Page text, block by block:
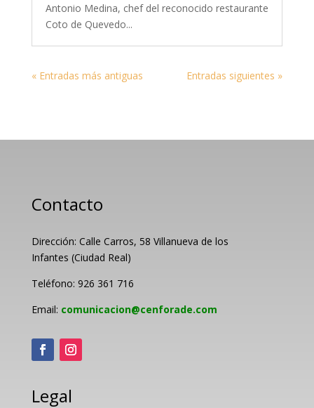
Antonio Medina, chef del reconocido restaurante
Coto de Quevedo...
« Entradas más antiguas Entradas siguientes »
Contacto
Dirección: Calle Carros, 58 Villanueva de los
Infantes (Ciudad Real)
Teléfono: 926 361 716
Email: comunicacion@cenforade.com
Legal